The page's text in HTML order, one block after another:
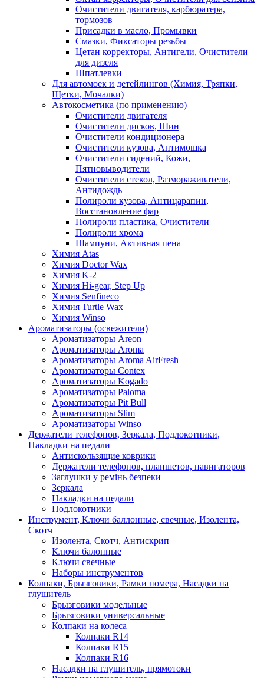
Очистители двигателя, карбюратера,
тормозов
Присадки в масло, Промывки
Смазки, Фиксаторы резьбы
Цетан корректоры, Антигели, Очистители
для дизеля
Шпатлевки
Для автомоек и детейлингов (Химия, Тряпки,
Щетки, Мочалки)
Автокосметика (по применению)
Очистители двигателя
Очистители дисков, Шин
Очистители кондиционера
Очистители кузова, Антимошка
Очистители сидений, Кожи,
Пятновыводители
Очистители стекол, Размораживатели,
Антидождь
Полироли кузова, Антицарапин,
Восстановление фар
Полироли пластика, Очистители
Полироли хрома
Шампуни, Активная пена
Химия Atas
Химия Doctor Wax
Химия K-2
Химия Hi-gear, Step Up
Химия Senfineco
Химия Turtle Wax
Химия Winso
Ароматизаторы (освежители)
Ароматизаторы Areon
Ароматизаторы Aroma
Ароматизаторы Aroma AirFresh
Ароматизаторы Contex
Ароматизаторы Kogado
Ароматизаторы Paloma
Ароматизаторы Pit Bull
Ароматизаторы Slim
Ароматизаторы Winso
Держатели телефонов, Зеркала, Подлокотники,
Накладки на педали
Антискользящие коврики
Держатели телефонов, планшетов, навигаторов
Заглушки у ремінь безпеки
Зеркала
Накладки на педали
Подлокотники
Инструмент, Ключи баллонные, свечные, Изолента,
Скотч
Изолента, Скотч, Антискрип
Ключи балонные
Ключи свечные
Наборы инструментов
Колпаки, Брызговики, Рамки номера, Насадки на
глушитель
Брызговики модельные
Брызговики универсальные
Колпаки на колеса
Колпаки R14
Колпаки R15
Колпаки R16
Насадки на глушитель, прямотоки